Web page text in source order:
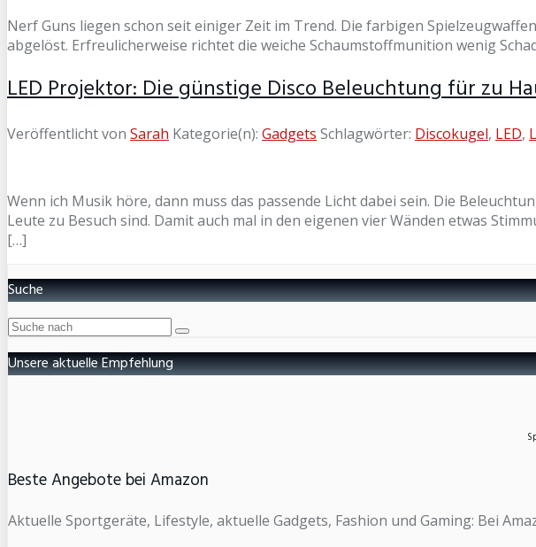
Nerf Guns liegen schon seit einiger Zeit im Trend. Die farbigen
abgelöst. Erfreulicherweise richtet die weiche Schaumstoffmunition wenig
LED Projektor: Die günstige Disco Beleuchtung für zu
Veröffentlicht von Sarah Kategorie(n): Gadgets Schlagwörter: Discokugel, LED,
Wenn ich Musik höre, dann muss das passende Licht dabei sein. Die
Leute zu Besuch sind. Damit auch mal in den eigenen vier Wänden etwas
[…]
Suche
Unsere aktuelle Empfehlung
Beste Angebote bei Amazon
Aktuelle Sportgeräte, Lifestyle, aktuelle Gadgets, Fashion und Gaming: Bei